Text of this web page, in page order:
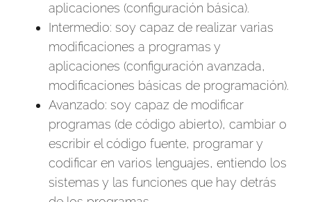
aplicaciones (configuración básica).
Intermedio: soy capaz de realizar varias
modificaciones a programas y
aplicaciones (configuración avanzada,
modificaciones básicas de programación).
Avanzado: soy capaz de modificar
programas (de código abierto), cambiar o
escribir el código fuente, programar y
codificar en varios lenguajes, entiendo los
sistemas y las funciones que hay detrás